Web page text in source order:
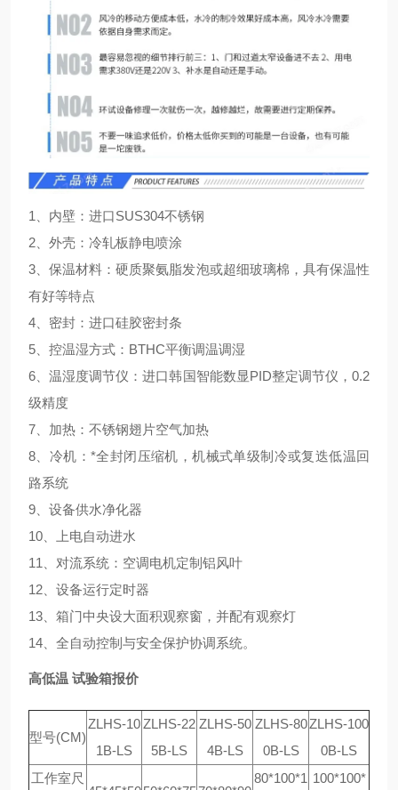
1、内壁：进口SUS304不锈钢
2、外壳：冷轧板静电喷涂
3、保温材料：硬质聚氨脂发泡或超细玻璃棉，具有保温性
有好等特点
4、密封：进口硅胶密封条
5、控温湿方式：BTHC平衡调温调湿
6、温湿度调节仪：进口韩国智能数显PID整定调节仪，0.2
级精度
7、加热：不锈钢翅片空气加热
8、冷机：*全封闭压缩机，机械式单级制冷或复迭低温回
路系统
9、设备供水净化器
10、上电自动进水
11、对流系统：空调电机定制铝风叶
12、设备运行定时器
13、箱门中央设大面积观察窗，并配有观察灯
14、全自动控制与安全保护协调系统。
高低温 试验箱报价
型号(CM)
ZLHS-10
1B-LS
ZLHS-22
5B-LS
ZLHS-50
4B-LS
ZLHS-80
0B-LS
ZLHS-100
0B-LS
工作室尺
80*100*1 100*100*